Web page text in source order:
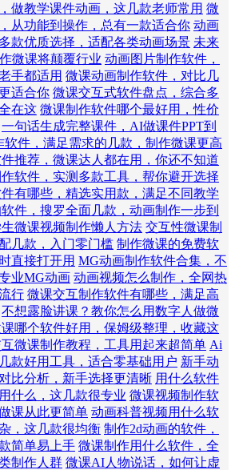
做教学课件动画，这几款老师常用 微
从功能到操作，总有一款适合你 动画
款优质选择，适配各类动画场景 未来
微课将颠覆行业 动画图片制作软件，
手都适用 微课动画制作软件，对比几
适合你 微课交互式软件盘点，综合多
在这 微课制作软件哪个最好用，性价
一句话生成完整课件，AI做课件PPT到
软件，满足需求的几款，制作微课更高
推荐，微课达人都在用，你还不知道
软件，实测多款工具，帮你避开选择
有哪些，精选实用款，满足不同教学
件，搜罗全面几款，动画制作一步到
微课视频制作懒人方法 交互性微课制
几款，入门零门槛 制作微课的免费软
直接打开用 MG动画制作软件合集，不
业MG动画 动画视频怎么制作，全网热
行 微课交互制作软件有哪些，满足高
不想露脸讲课？教你怎么用数字人做微
哪个软件好用，保姆级整理，收藏这
微课制作教程，工具用起来超简单 Ai
款好用工具，适合零基础用户 新手动
比分析，新手选择更清晰 用什么软件
什么，这几款很专业 微课视频制作软
课从此更简单 动画科普视频用什么软
，这几款很均衡 制作2d动画的软件，
简单易上手 微课制作用什么软件，全
制作人群 微课AI人物说话，如何让虚